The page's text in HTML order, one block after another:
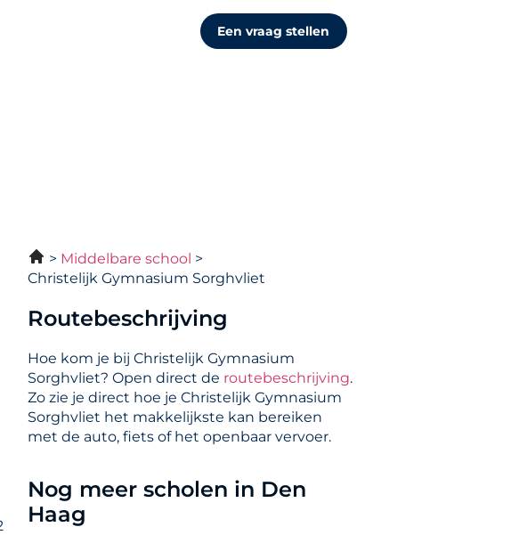
Een vraag stellen
Middelbare school
Christelijk Gymnasium Sorghvliet
Routebeschrijving
Hoe kom je bij Christelijk Gymnasium
Sorghvliet? Open direct de routebeschrijving.
Zo zie je direct hoe je Christelijk Gymnasium
Sorghvliet het makkelijkste kan bereiken
met de auto, fiets of het openbaar vervoer.
Nog meer scholen in Den
Haag